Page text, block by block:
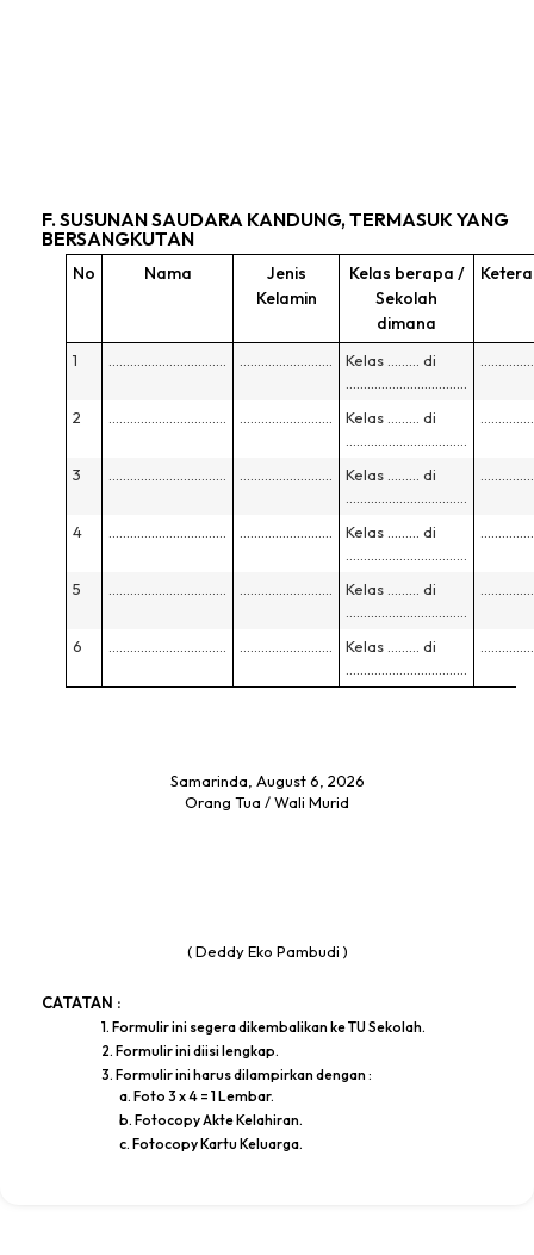
F. SUSUNAN SAUDARA KANDUNG, TERMASUK YANG
BERSANGKUTAN
No Nama
Jenis
Kelamin
Kelas berapa /
Sekolah
dimana
1
Kelas ……… di
2
Kelas ……… di
3
Kelas ……… di
4
Kelas ……… di
5
Kelas ……… di
6
Kelas ……… di
Samarinda, August 6, 2026
Orang Tua / Wali Murid
( Deddy Eko Pambudi )
CATATAN :
1. Formulir ini segera dikembalikan ke TU Sekolah.
2. Formulir ini diisi lengkap.
3. Formulir ini harus dilampirkan dengan :
a. Foto 3 x 4 = 1 Lembar.
b. Fotocopy Akte Kelahiran.
c. Fotocopy Kartu Keluarga.